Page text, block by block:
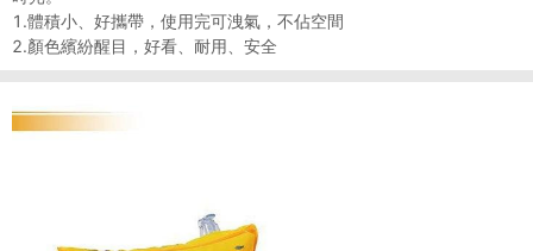
1.體積小、好攜帶，使用完可洩氣，不佔空間
2.顏色繽紛醒目，好看、耐用、安全